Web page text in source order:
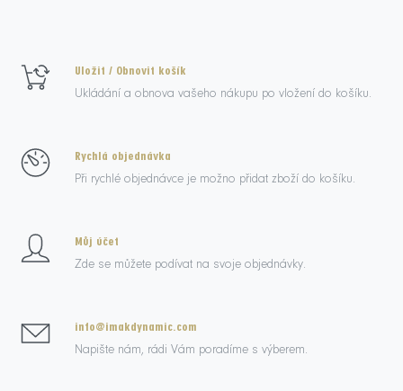
Uložit / Obnovit košík
Ukládání a obnova vašeho nákupu po vložení do košíku.
Rychlá objednávka
Při rychlé objednávce je možno přidat zboží do košíku.
Můj účet
Zde se můžete podívat na svoje objednávky.
info@imakdynamic.com
Napište nám, rádi Vám poradíme s výberem.